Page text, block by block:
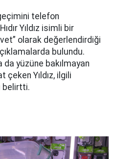
telefon
Yıldız isimli bir
olarak değerlendirdiği
bulundu.
da yüzüne bakılmayan
Yıldız, ilgili
belirtti.